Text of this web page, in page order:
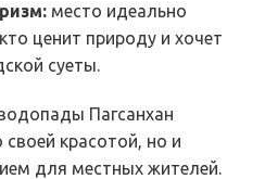
место идеально
ценит природу и хочет
суеты.
Пагсанхан
своей красотой, но и
для местных жителей.